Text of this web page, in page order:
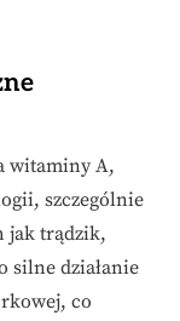
witaminy A,
szczególnie
jak trądzik,
silne działanie
co